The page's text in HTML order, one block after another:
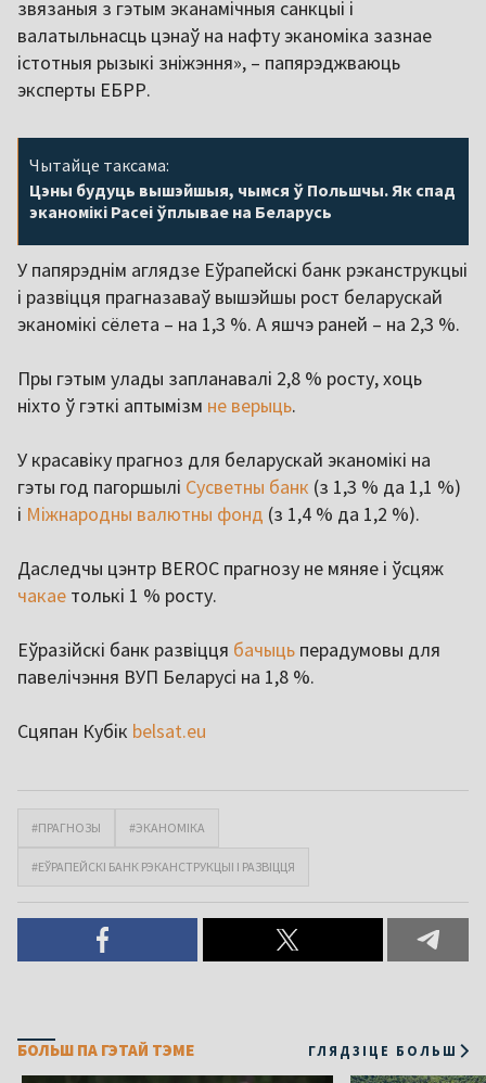
звязаныя з гэтым эканамічныя санкцыі і
валатыльнасць цэнаў на нафту эканоміка зазнае
істотныя рызыкі зніжэння», – папярэджваюць
эксперты ЕБРР.
Чытайце таксама:
Цэны будуць вышэйшыя, чымся ў Польшчы. Як спад
эканомікі Расеі ўплывае на Беларусь
У папярэднім аглядзе Еўрапейскі банк рэканструкцыі
і развіцця прагназаваў вышэйшы рост беларускай
эканомікі сёлета – на 1,3 %. А яшчэ раней – на 2,3 %.
Пры гэтым улады запланавалі 2,8 % росту, хоць
ніхто ў гэткі аптымізм не верыць.
У красавіку прагноз для беларускай эканомікі на
гэты год пагоршылі Сусветны банк (з 1,3 % да 1,1 %)
і Міжнародны валютны фонд (з 1,4 % да 1,2 %).
Даследчы цэнтр BEROC прагнозу не мяняе і ўсцяж
чакае толькі 1 % росту.
Еўразійскі банк развіцця бачыць перадумовы для
павелічэння ВУП Беларусі на 1,8 %.
Сцяпан Кубік belsat.eu
#ПРАГНОЗЫ #ЭКАНОМІКА
#ЕЎРАПЕЙСКІ БАНК РЭКАНСТРУКЦЫІ І РАЗВІЦЦЯ
БОЛЬШ ПА ГЭТАЙ ТЭМЕ ГЛЯДЗІЦЕ БОЛЬШ